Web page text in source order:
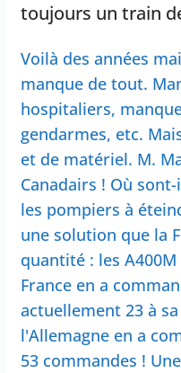
toujours un train
Voilà des années
manque de tout.
hospitaliers,
gendarmes, etc.
et de matériel. M.
Canadairs ! Où
les pompiers à
une solution que la
quantité : les
France en a
actuellement 23 à
l'Allemagne en a
53 commandes !